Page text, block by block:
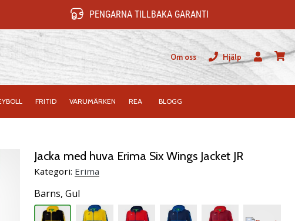
PENGARNA TILLBAKA GARANTI
Om oss
Hjälp
FRITID VARUMÄRKEN REA BLOGG
Jacka med huva Erima Six Wings Jacket JR
Kategori: Erima
Barns, Gul